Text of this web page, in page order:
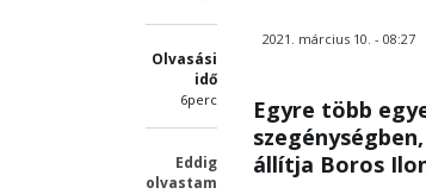
Olvasási
idő
6perc
Eddig
olvastam
2021. március 10. - 08:27
Egyre több
állítja Boros